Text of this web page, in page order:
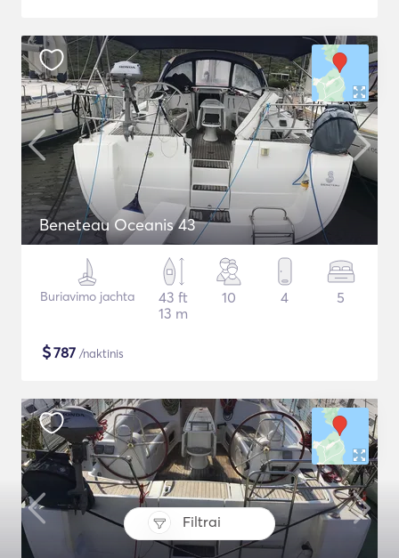
Filtrai
Beneteau Oceanis 43
Buriavimo jachta
43 ft
13 m
10 4 5
$787 /naktinis